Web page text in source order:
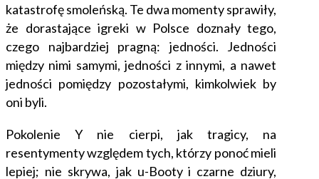
katastrofę smoleńską. Te dwa momenty sprawiły,
że dorastające igreki w Polsce doznały tego,
czego najbardziej pragną: jedności. Jedności
między nimi samymi, jedności z innymi, a nawet
jedności pomiędzy pozostałymi, kimkolwiek by
oni byli.
Pokolenie Y nie cierpi, jak tragicy, na
resentymenty względem tych, którzy ponoć mieli
lepiej; nie skrywa, jak u-Booty i czarne dziury,